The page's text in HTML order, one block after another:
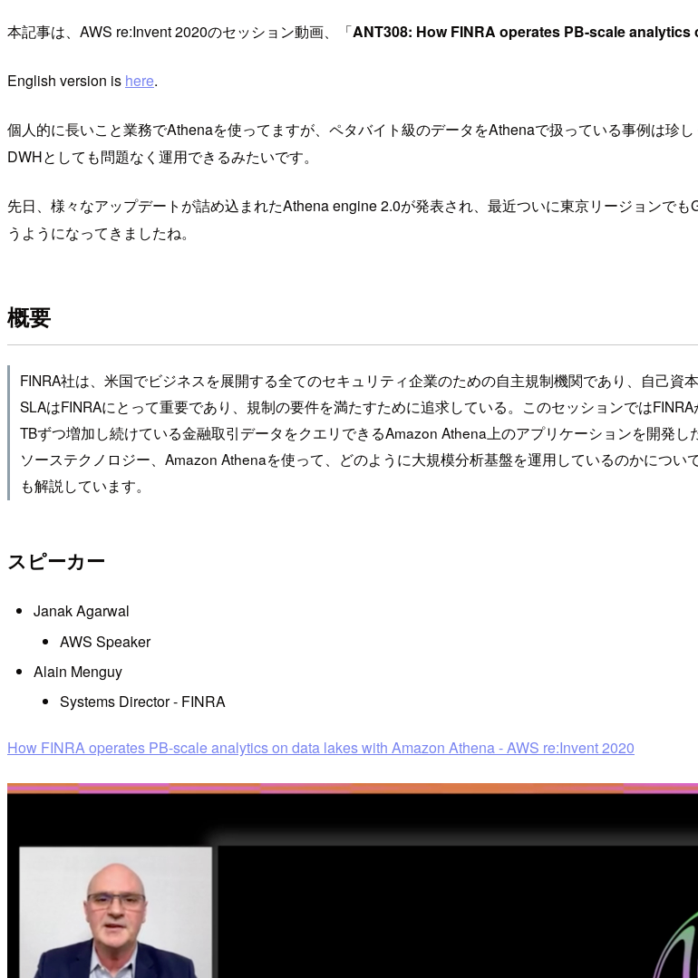
本記事は、AWS re:Invent 2020のセッション動画、「ANT308: How FINRA operates PB-scale
English version is here.
個人的に長いこと業務でAthenaを使ってますが、ペタバイト級のデータをAthenaで扱っている事例は珍
DWHとしても問題なく運用できるみたいです。
先日、様々なアップデートが詰め込まれたAthena engine 2.0が発表され、最近ついに東京リージョンで
うようになってきましたね。
概要
FINRA社は、米国でビジネスを展開する全てのセキュリティ企業のための自主規制機関であり、自己
SLAはFINRAにとって重要であり、規制の要件を満たすために追求している。このセッションでは
TBずつ増加し続けている金融取引データをクエリできるAmazon Athena上のアプリケーションを開発
ソーステクノロジー、Amazon Athenaを使って、どのように大規模分析基盤を運用しているのかにつ
も解説しています。
スピーカー
Janak Agarwal
AWS Speaker
Alain Menguy
Systems Director - FINRA
How FINRA operates PB-scale analytics on data lakes with Amazon Athena - AWS re:Invent 2020